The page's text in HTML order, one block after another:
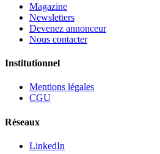
Magazine
Newsletters
Devenez annonceur
Nous contacter
Institutionnel
Mentions légales
CGU
Réseaux
LinkedIn